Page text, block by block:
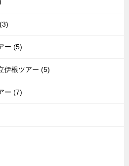
ー (5)
伊根ツアー (5)
ー (7)